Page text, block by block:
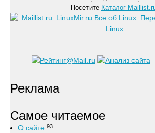
Посетите Каталог
Реклама
Самое читаемое
О сайте 93